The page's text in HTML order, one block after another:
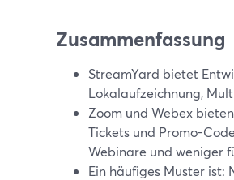
Zusammenfassung
StreamYard bietet
Lokalaufzeichnung,
Zoom und Webex
Tickets und Promo-
Webinare und weniger
Ein häufiges Muster ist: